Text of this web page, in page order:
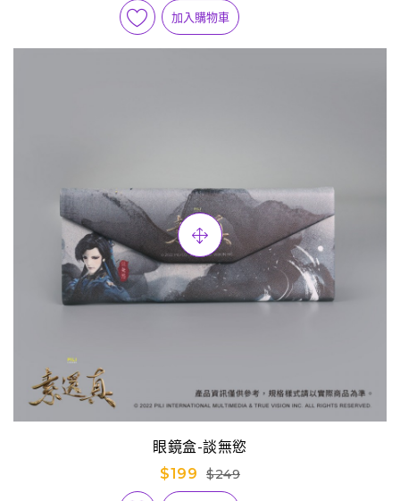
加入購物車
眼鏡盒-談無慾
$199
$249